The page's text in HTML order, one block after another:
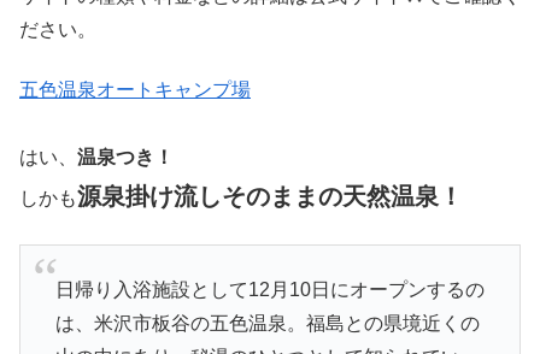
温泉って名がついたキャンプ場って最高ですよね〜。
多少寒い夜でも温泉に浸かって体を温めることができれば
寝入りも確実にいいですし、テント設営などで汗だくにな
るのは必至なので、汗も疲れも洗い流せるお風呂付きのキ